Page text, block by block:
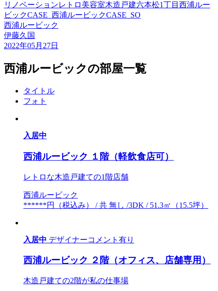
リノベーション レトロ 美容室木造戸建六本松1丁目 西浦ルー
ビックCASE_西浦ルービックCASE_SO
西浦ルービック
伊藤久国
2022年05月27日
西浦ルービックの部屋一覧
タイトル
フォト
入居中
西浦ルービック １階（軽飲食店可）
レトロな木造戸建ての1階店舗
西浦ルービック
******円（税込み） / 共 無し /3DK / 51.3㎡（15.5坪）
入居中 デザイナーコメント有り
西浦ルービック ２階（オフィス、店舗専用）
木造戸建ての2階が私の仕事場